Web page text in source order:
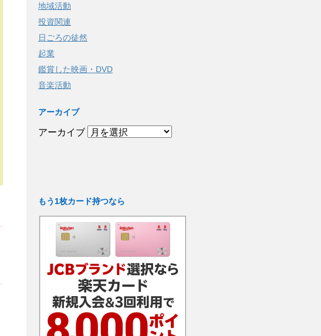
地域活動
投資関連
日ごろの徒然
起業
鑑賞した映画・DVD
音楽活動
アーカイブ
アーカイブ
もう1枚カード持つなら